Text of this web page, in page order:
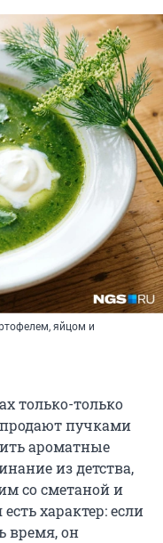
яйцом и
только-только
продают пучками
ароматные
из детства,
со сметаной и
характер: если
время, он